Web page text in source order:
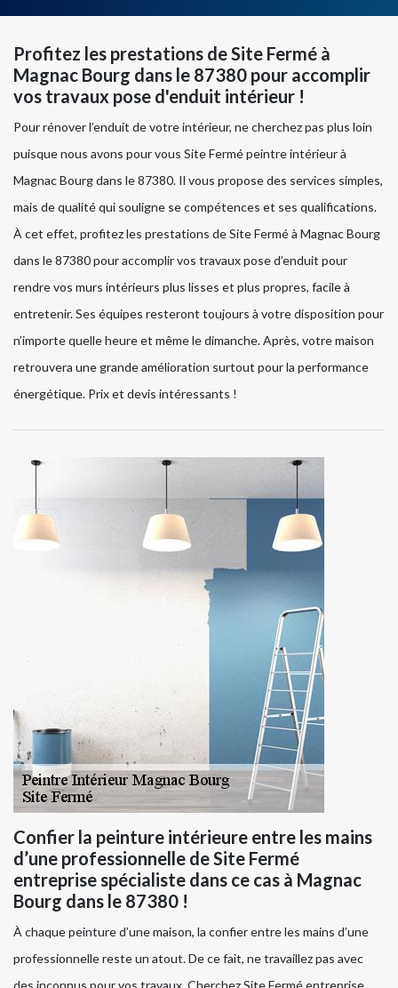
Profitez les prestations de Site Fermé à
Magnac Bourg dans le 87380 pour accomplir
vos travaux pose d'enduit intérieur !
Pour rénover l’enduit de votre intérieur, ne cherchez pas plus loin
puisque nous avons pour vous Site Fermé peintre intérieur à
Magnac Bourg dans le 87380. Il vous propose des services simples,
mais de qualité qui souligne se compétences et ses qualifications.
À cet effet, profitez les prestations de Site Fermé à Magnac Bourg
dans le 87380 pour accomplir vos travaux pose d’enduit pour
rendre vos murs intérieurs plus lisses et plus propres, facile à
entretenir. Ses équipes resteront toujours à votre disposition pour
n’importe quelle heure et même le dimanche. Après, votre maison
retrouvera une grande amélioration surtout pour la performance
énergétique. Prix et devis intéressants !
Confier la peinture intérieure entre les mains
d’une professionnelle de Site Fermé
entreprise spécialiste dans ce cas à Magnac
Bourg dans le 87380 !
À chaque peinture d’une maison, la confier entre les mains d’une
professionnelle reste un atout. De ce fait, ne travaillez pas avec